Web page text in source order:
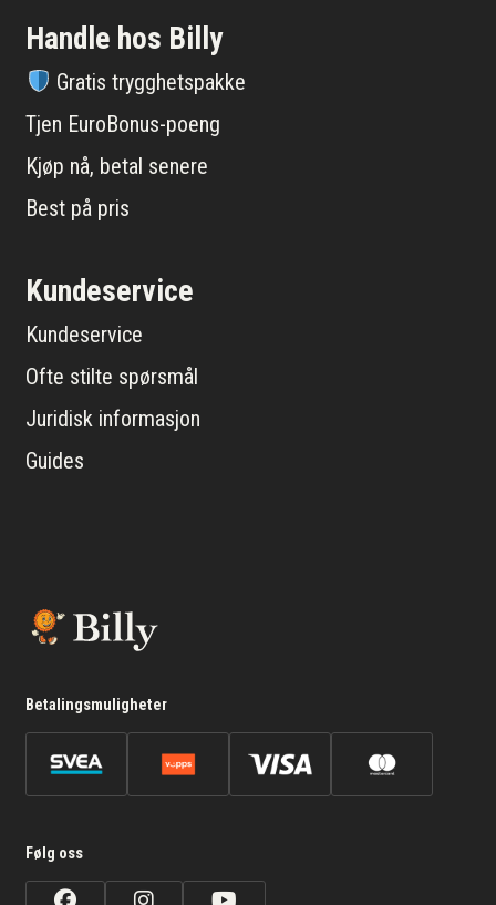
Handle hos Billy
Gratis trygghetspakke
Tjen EuroBonus-poeng
Kjøp nå, betal senere
Best på pris
Kundeservice
Kundeservice
Ofte stilte spørsmål
Juridisk informasjon
Guides
Betalingsmuligheter
Følg oss